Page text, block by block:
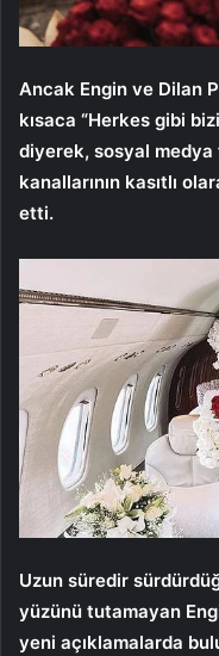
Ancak Engin ve Dilan
kısaca “Herkes gibi
diyerek, sosyal
kanallarının kasıtlı
etti.
Uzun süredir
yüzünü tutamayan
yeni açıklamalarda